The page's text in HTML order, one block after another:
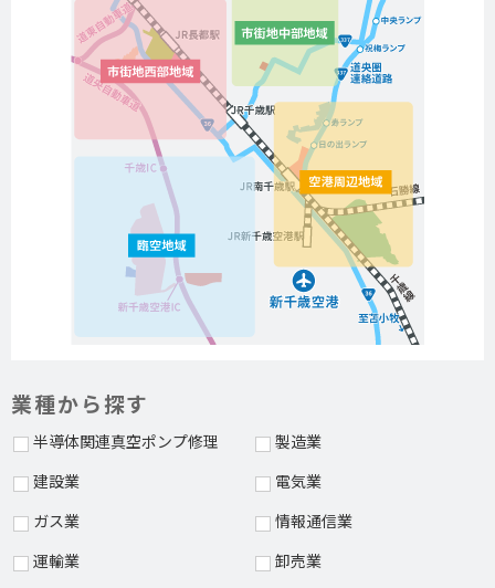
業種から探す
半導体関連真空ポンプ修理
製造業
建設業
電気業
ガス業
情報通信業
運輸業
卸売業